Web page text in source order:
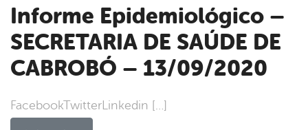
Informe Epidemiológico –
SECRETARIA DE SAÚDE DE
CABROBÓ – 13/09/2020
FacebookTwitterLinkedin […]